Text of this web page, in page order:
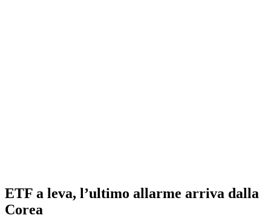
ETF a leva, l’ultimo allarme arriva dalla
Corea